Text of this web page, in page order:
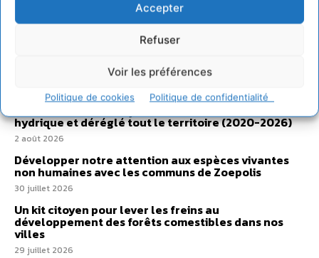
Accepter
Refuser
Voir les préférences
Politique de cookies Politique de confidentialité
Sur Cdurable
hydrique et déréglé tout le territoire (2020-2026)
2 août 2026
Développer notre attention aux espèces vivantes
non humaines avec les communs de Zoepolis
30 juillet 2026
Un kit citoyen pour lever les freins au
développement des forêts comestibles dans nos
villes
29 juillet 2026